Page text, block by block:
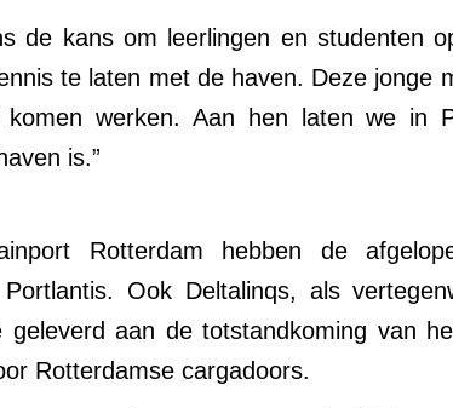
de kans om leerlingen en studenten
te laten met de haven. Deze jonge
werken. Aan hen laten we in
is.”
Rotterdam hebben de
Ook Deltalinqs, als
geleverd aan de totstandkoming van
Rotterdamse cargadoors.